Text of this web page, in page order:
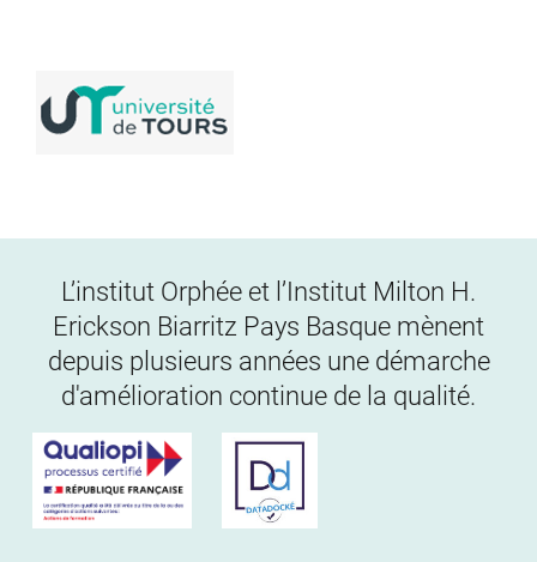
L’institut Orphée et l’Institut Milton H.
Erickson Biarritz Pays Basque mènent
depuis plusieurs années une démarche
d'amélioration continue de la qualité.